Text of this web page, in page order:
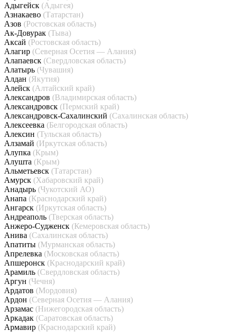
Адыгейск (Адыгея)
Азнакаево (Татарстан)
Азов (Ростовская область)
Ак-Довурак (Тыва)
Аксай (Ростовская область)
Алагир (Северная Осетия — Алания)
Алапаевск (Свердловская область)
Алатырь (Чувашия)
Алдан (Якутия)
Алейск (Алтайский край)
Александров (Владимирская область)
Александровск (Пермский край)
Александровск-Сахалинский (Сахалинская область)
Алексеевка (Белгородская область)
Алексин (Тульская область)
Алзамай (Иркутская область)
Алупка (Крым)
Алушта (Крым)
Альметьевск (Татарстан)
Амурск (Хабаровский край)
Анадырь (Чукотский АО)
Анапа (Краснодарский край)
Ангарск (Иркутская область)
Андреаполь (Тверская область)
Анжеро-Судженск (Кемеровская область)
Анива (Сахалинская область)
Апатиты (Мурманская область)
Апрелевка (Московская область)
Апшеронск (Краснодарский край)
Арамиль (Свердловская область)
Аргун (Чечня)
Ардатов (Мордовия)
Ардон (Северная Осетия — Алания)
Арзамас (Нижегородская область)
Аркадак (Саратовская область)
Армавир (Краснодарский край)